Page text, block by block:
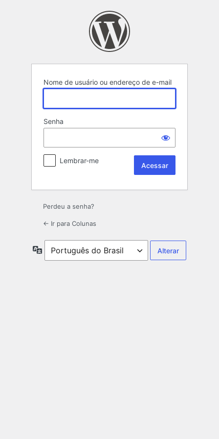
Nome de usuário ou endereço de e-mail
Senha
Lembrar-me
Perdeu a senha?
← Ir para Colunas
Idioma